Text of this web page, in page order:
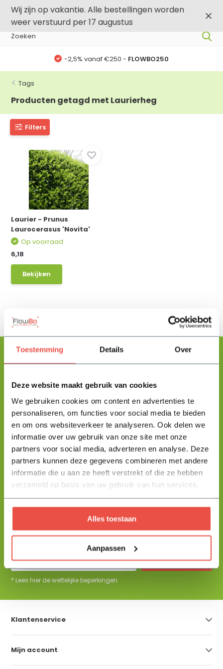
Toestemming Details Over
Deze website maakt gebruik van cookies
We gebruiken cookies om content en advertenties te
personaliseren, om functies voor social media te bieden
en om ons websiteverkeer te analyseren. Ook delen we
informatie over uw gebruik van onze site met onze
partners voor social media, adverteren en analyse. Deze
partners kunnen deze gegevens combineren met andere
informatie die u aan ze heeft verstrekt of die ze hebben
verzameld op basis van uw gebruik van hun services.
Alles toestaan
Aanpassen
Wij zijn op vakantie. Alle bestellingen worden
weer verstuurd per 17 augustus
-2,5% vanaf €250 - FLOWBO250
Tags
Producten getagd met Laurierheg
Filters
Laurier - Prunus
Laurocerasus 'Novita'
Op voorraad
6,18
Bekijken
Floris helpt je graag
Stuur mij een berichtje en ik help je jouw product uit te zoeken
en vertel je alles wat je moet weten.
Help mij kiezen
+31 344 23 44 64
info@flowbo.nl
De beste tuininspiraties per mail
ontvangen?
Abonneer
* Lees hier de wettelijke beperkingen
Klantenservice
Mijn account